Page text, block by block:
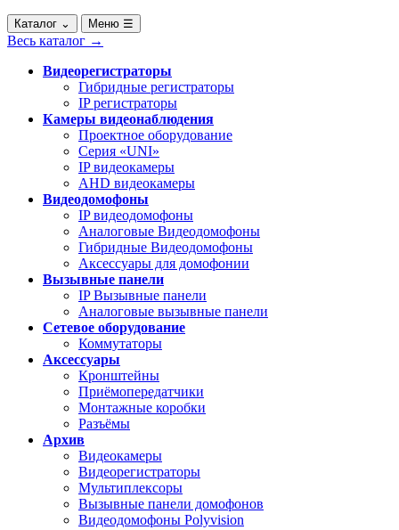
Каталог ⌄ Меню ☰
Весь каталог →
Видеорегистраторы
Гибридные регистраторы
IP регистраторы
Камеры видеонаблюдения
Проектное оборудование
Серия «UNI»
IP видеокамеры
AHD видеокамеры
Видеодомофоны
IP видеодомофоны
Аналоговые Видеодомофоны
Гибридные Видеодомофоны
Аксессуары для домофонии
Вызывные панели
IP Вызывные панели
Аналоговые вызывные панели
Сетевое оборудование
Коммутаторы
Аксессуары
Кронштейны
Приёмопередатчики
Монтажные коробки
Разъёмы
Архив
Видеокамеры
Видеорегистраторы
Мультиплексоры
Вызывные панели домофонов
Видеодомофоны Polyvision